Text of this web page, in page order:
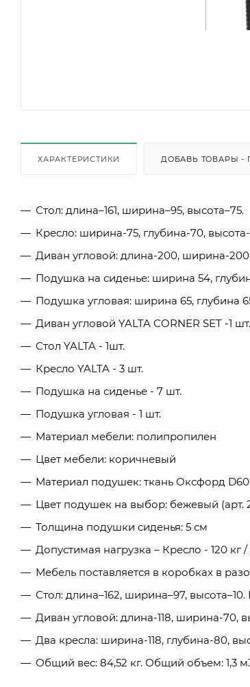
ХАРАКТЕРИСТИКИ ДОБАВЬ ТОВАРЫ -
Стол: длина–161, ширина–95, высота–75.
Кресло: ширина-75, глубина-70,
Диван угловой: длина-200, ширина-
Подушка на сиденье: ширина 54,
Подушка угловая: ширина 65, глубина
Диван угловой YALTA CORNER SET -1 шт.
Стол YALTA - 1шт.
Кресло YALTA - 3 шт.
Подушка на сиденье - 7 шт.
Подушка угловая - 1 шт.
Материал мебели: полипропилен
Цвет мебели: коричневый
Материал подушек: ткань Оксфорд
Цвет подушек на выбор: бежевый (арт.
Толщина подушки сиденья: 5 см
Допустимая нагрузка – Кресло - 120 кг
Мебель поставляется в коробках в
Стол: длина–162, ширина–97, высота–10.
Диван угловой: длина-118, ширина-70,
Два кресла: ширина-118, глубина-80,
Общий вес: 84,52​​ кг. Общий объем: 1,3